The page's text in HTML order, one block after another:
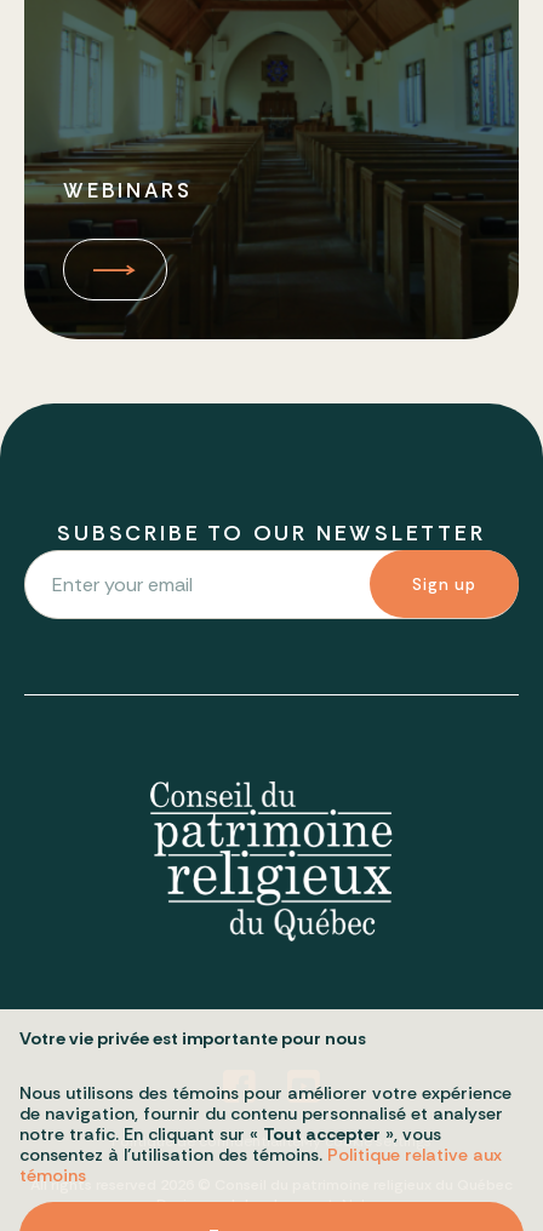
WEBINARS
SUBSCRIBE TO OUR NEWSLETTER
Sign up
Politique de confidentialité My cookie settings
All rights reserved 2026 © Conseil du patrimoine religieux du Québec
Design and development:Nubee
Votre vie privée est importante pour nous
Nous utilisons des témoins pour améliorer votre expérience
de navigation, fournir du contenu personnalisé et analyser
notre trafic. En cliquant sur « Tout accepter », vous
consentez à l’utilisation des témoins. Politique relative aux
témoins